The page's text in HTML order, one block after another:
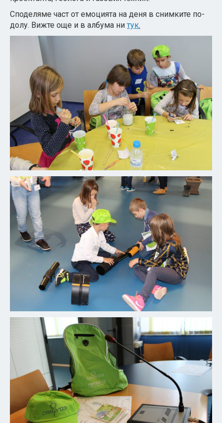
Споделяме част от емоцията на деня в снимките по-
долу. Вижте още и в албума ни тук.